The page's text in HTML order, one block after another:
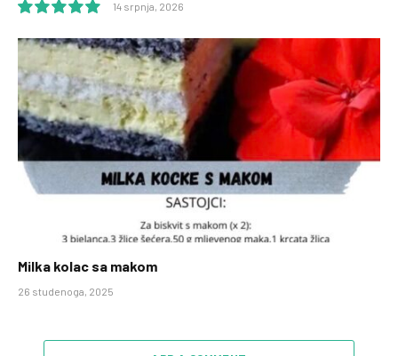
10.0
14 srpnja, 2026
Milka kolac sa makom
26 studenoga, 2025